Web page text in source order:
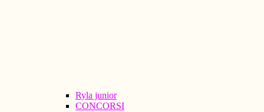
Ryla junior
CONCORSI